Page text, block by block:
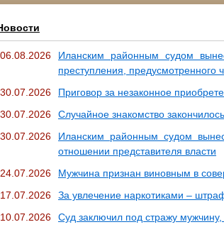
06.08.2026
Иланским районным судом
преступления, предусмотренного
30.07.2026
Приговор за незаконное
30.07.2026
Случайное знакомство
30.07.2026
Иланским районным судом
отношении представителя власти
24.07.2026
Мужчина признан виновным в
17.07.2026
За увлечение наркотиками –
10.07.2026
Суд заключил под стражу